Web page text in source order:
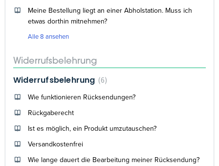
Meine Bestellung liegt an einer Abholstation. Muss ich
etwas dorthin mitnehmen?
Alle 8 ansehen
Widerrufsbelehrung
Widerrufsbelehrung 6
Wie funktionieren Rücksendungen?
Rückgaberecht
Ist es möglich, ein Produkt umzutauschen?
Versandkostenfrei
Wie lange dauert die Bearbeitung meiner Rücksendung?